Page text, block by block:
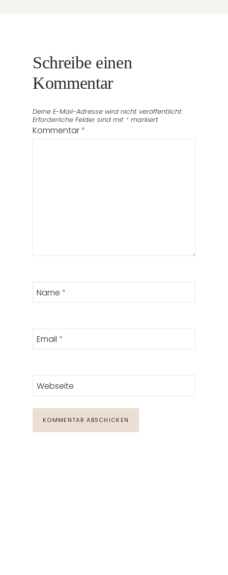
Schreibe einen
Kommentar
Deine E-Mail-Adresse wird nicht veröffentlicht.
Erforderliche Felder sind mit * markiert
Kommentar*
Name *
Email *
Webseite